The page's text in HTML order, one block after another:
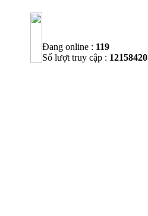
Đang online : 119
Số lượt truy cập : 12158420